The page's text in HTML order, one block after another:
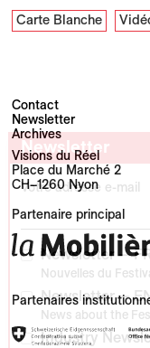
Carte Blanche
Contact
Newsletter
Archives
Visions du Réel
Place du Marché 2
CH–1260 Nyon
Partenaire principal
Partenaires
Newsletter
Votre adresse e-mail
Newsletter —
Nouvelles du
Newsletter —
News about the
Industry